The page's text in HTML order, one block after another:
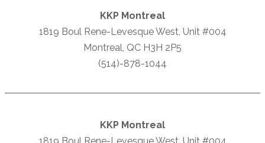
KKP Montreal
1819 Boul Rene-Levesque West, Unit #004
Montreal, QC H3H 2P5
(514)-878-1044
KKP Montreal